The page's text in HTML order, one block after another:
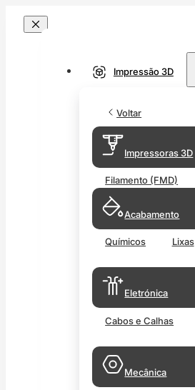
Impressão 3D
Voltar
Impressoras 3D
Filamento (FMD)
Acabamento
Químicos Lixas
Eletrónica
Cabos e Calhas
Mecânica